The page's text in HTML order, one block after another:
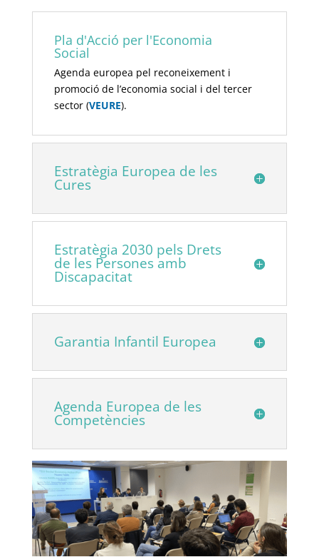
Pla d'Acció per l'Economia
Social
Agenda europea pel reconeixement i
promoció de l’economia social i del tercer
sector (VEURE).
Estratègia Europea de les
Cures
Estratègia 2030 pels Drets
de les Persones amb
Discapacitat
Garantia Infantil Europea
Agenda Europea de les
Competències